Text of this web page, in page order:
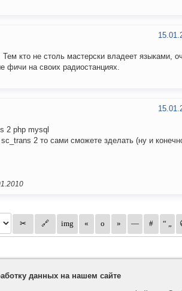
кто не столь мастерски владеет языками,
фичи на своих радиостанциях.
2 php mysql
2 то сами сможете зделать (ну и
данных на нашем сайте